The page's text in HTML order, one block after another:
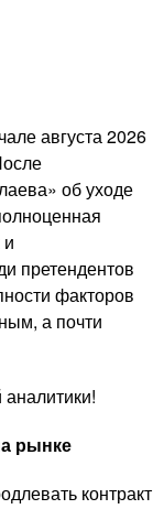
августа 2026
об уходе
претендентов
факторов
а почти
рынке
контракт